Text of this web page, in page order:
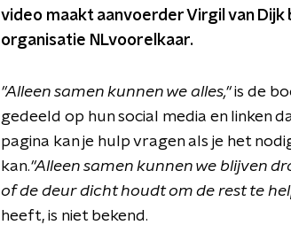
video maakt aanvoerder Virgil van
organisatie NLvoorelkaar.
"Alleen samen kunnen we alles,"is de
gedeeld op hun social media en linken
pagina kan je hulp vragen als je het
kan."Alleen samen kunnen we blijven
of de deur dicht houdt om de rest te
heeft, is niet bekend.